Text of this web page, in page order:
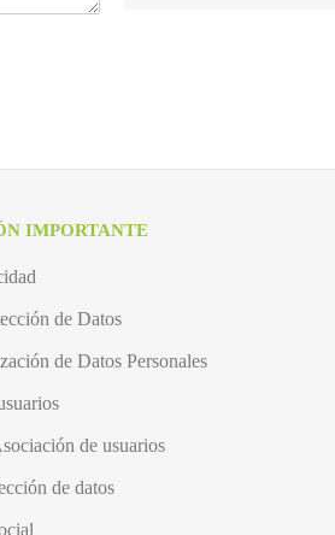
IMPORTANTE
de Datos
de Datos Personales
de usuarios
de datos